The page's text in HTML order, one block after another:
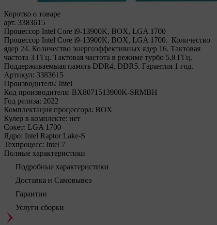
Коротко о товаре
арт. 3383615
Процессор Intel Core i9-13900K, BOX, LGA 1700
Процессор Intel Core i9-13900K, BOX, LGA 1700. Количество
ядер 24. Количество энергоэффективных ядер 16. Тактовая
частота 3 ГГц. Тактовая частота в режиме турбо 5.8 ГГц.
Поддерживаемыая память DDR4, DDR5. Гарантия 1 год.
Артикул: 3383615
Производитель: Intel
Код производителя: BX8071513900K-SRMBH
Год релиза: 2022
Комплектация процессора: BOX
Кулер в комплекте: нет
Сокет: LGA 1700
Ядро: Intel Raptor Lake-S
Техпроцесс: Intel 7
Полные характеристики
Подробные характеристики
Доставка и Самовывоз
Гарантии
Услуги сборки